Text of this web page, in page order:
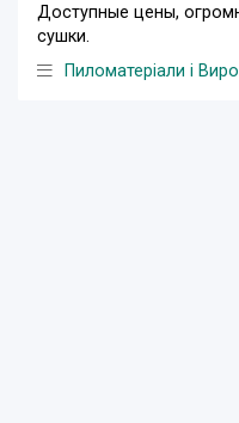
Доступные цены,
сушки.
Пиломатеріали і